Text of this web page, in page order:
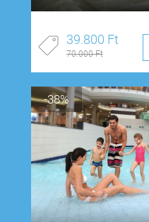
39.800 Ft
70.000 Ft
-38%